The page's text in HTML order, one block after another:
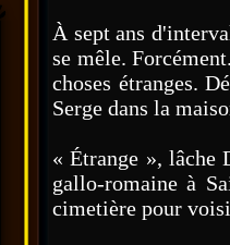
À sept ans
se mêle.
choses étranges.
Serge dans la
« Étrange », lâche
gallo-romaine à
cimetière pour